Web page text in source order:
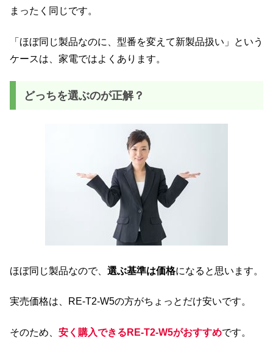
まったく同じです。
「ほぼ同じ製品なのに、型番を変えて新製品扱い」という
ケースは、家電ではよくあります。
どっちを選ぶのが正解？
ほぼ同じ製品なので、 選ぶ基準は価格になると思います。
実売価格は、RE-T2-W5の方がちょっとだけ安いです。
そのため、 安く購入できるRE-T2-W5がおすすめです。